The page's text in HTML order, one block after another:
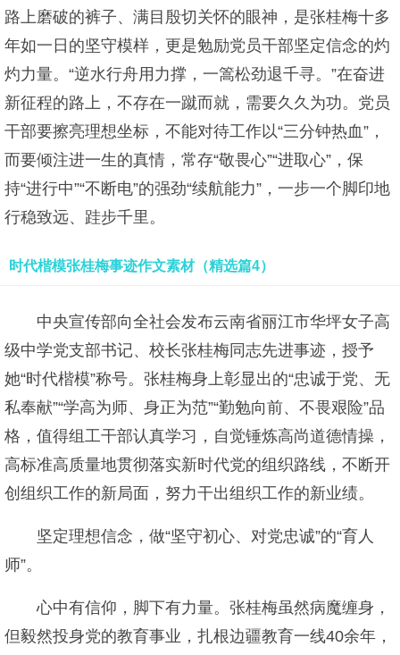
路上磨破的裤子、满目殷切关怀的眼神，是张桂梅十多
年如一日的坚守模样，更是勉励党员干部坚定信念的灼
灼力量。“逆水行舟用力撑，一篙松劲退千寻。”在奋进
新征程的路上，不存在一蹴而就，需要久久为功。党员
干部要擦亮理想坐标，不能对待工作以“三分钟热血”，
而要倾注进一生的真情，常存“敬畏心”“进取心”，保
持“进行中”“不断电”的强劲“续航能力”，一步一个脚印地
行稳致远、跬步千里。
时代楷模张桂梅事迹作文素材（精选篇4）
中央宣传部向全社会发布云南省丽江市华坪女子高
级中学党支部书记、校长张桂梅同志先进事迹，授予
她“时代楷模”称号。张桂梅身上彰显出的“忠诚于党、无
私奉献”“学高为师、身正为范”“勤勉向前、不畏艰险”品
格，值得组工干部认真学习，自觉锤炼高尚道德情操，
高标准高质量地贯彻落实新时代党的组织路线，不断开
创组织工作的新局面，努力干出组织工作的新业绩。
坚定理想信念，做“坚守初心、对党忠诚”的“育人
师”。
心中有信仰，脚下有力量。张桂梅虽然病魔缠身，
但毅然投身党的教育事业，扎根边疆教育一线40余年，